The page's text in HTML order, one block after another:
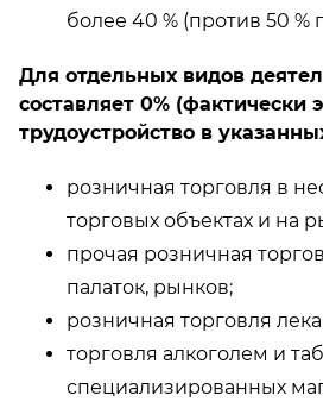
более 40 % (против 50 %
Для отдельных видов
составляет 0% (фактически
трудоустройство в
розничная торговля в
торговых объектах и на
прочая розничная
палаток, рынков;
розничная торговля
торговля алкоголем и
специализированных